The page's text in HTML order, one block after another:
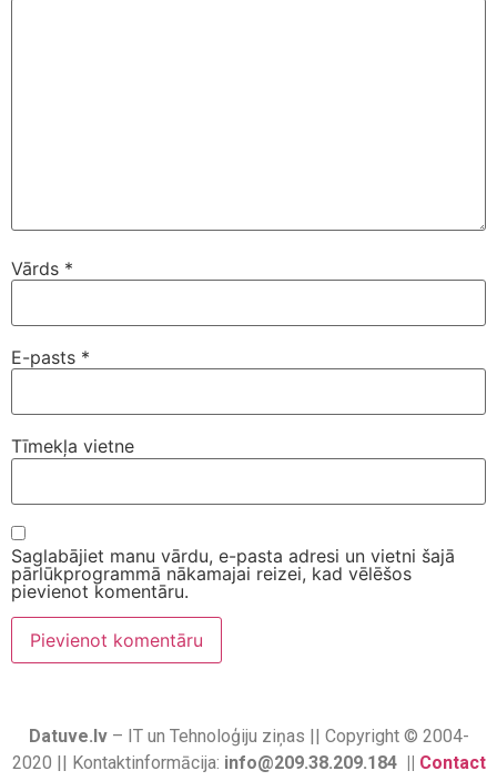
Vārds *
E-pasts *
Tīmekļa vietne
Saglabājiet manu vārdu, e-pasta adresi un vietni šajā
pārlūkprogrammā nākamajai reizei, kad vēlēšos
pievienot komentāru.
Datuve.lv– IT un Tehnoloģiju ziņas || Copyright © 2004-
2020 || Kontaktinformācija: info@209.38.209.184 || Contact